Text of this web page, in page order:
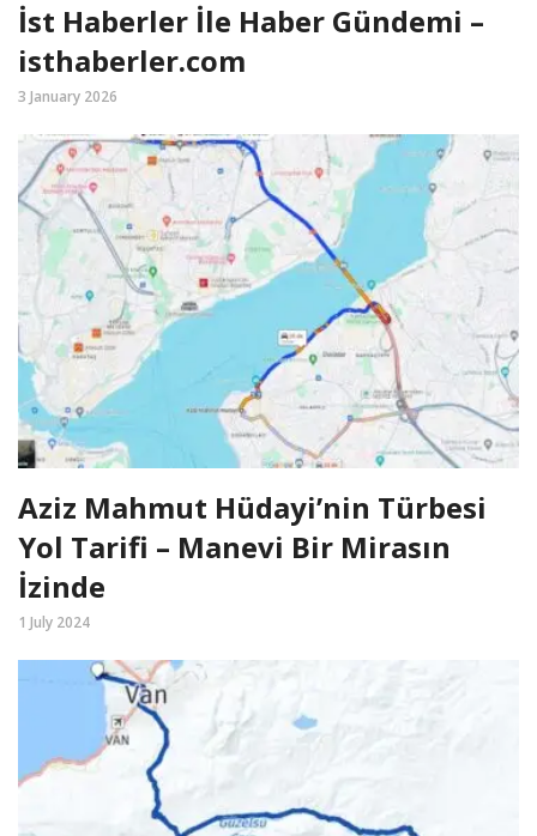
İst Haberler İle Haber Gündemi –
isthaberler.com
3 January 2026
Aziz Mahmut Hüdayi’nin Türbesi
Yol Tarifi – Manevi Bir Mirasın
İzinde
1 July 2024